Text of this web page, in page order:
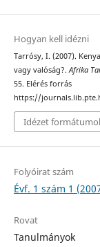
Hogyan kell idézni
Tarrósy, I. (2007).
vagy valóság?.Afrika
55. Elérés forrás
https://
Idézet
Folyóirat szám
Évf. 1 szám 1
Rovat
Tanulmányok